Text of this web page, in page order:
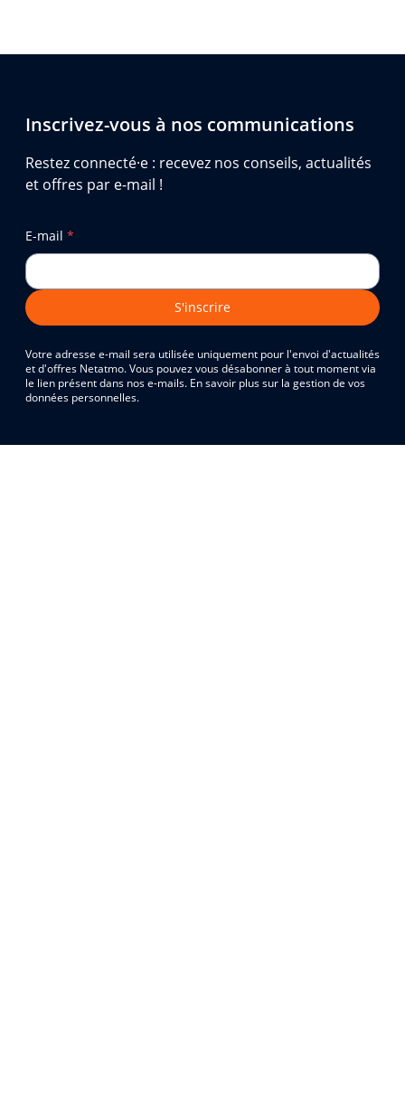
Inscrivez-vous à nos communications
Restez connecté·e : recevez nos conseils, actualités
et offres par e-mail !
E-mail *
S'inscrire
Votre adresse e-mail sera utilisée uniquement pour l'envoi d'actualités
et d'offres Netatmo. Vous pouvez vous désabonner à tout moment via
le lien présent dans nos e-mails. En savoir plus sur la gestion de vos
données personnelles.